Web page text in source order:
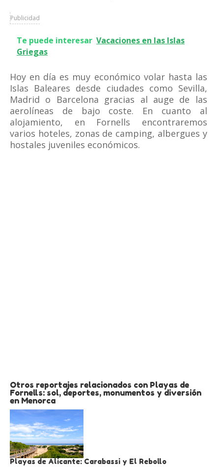
Publicidad
Te puede interesar Vacaciones en las Islas
Griegas
Hoy en día es muy económico volar hasta las
Islas Baleares desde ciudades como Sevilla,
Madrid o Barcelona gracias al auge de las
aerolíneas de bajo coste. En cuanto al
alojamiento, en Fornells encontraremos
varios hoteles, zonas de camping, albergues y
hostales juveniles económicos.
Otros reportajes relacionados con Playas de
Fornells: sol, deportes, monumentos y diversión
en Menorca
Playas de Alicante: Carabassi y El Rebollo